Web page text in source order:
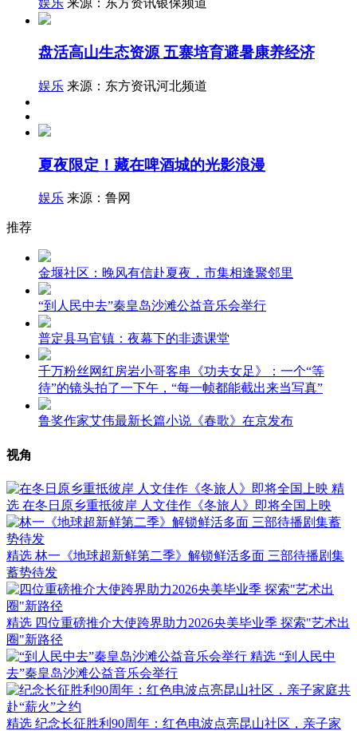
盘活高山生态资源 五寨培育避暑康养经济
娱乐 来源：东方资讯河北频道
夏夜限定！藏在啤酒城的光影浪漫
娱乐 来源：鲁网
推荐
金堰社区：晚风有信赴夏夜，市集相逢聚邻里
“到人民中去”秦皇岛沙滩公益音乐会举行
普定县马官镇：夜幕下的非遗课堂
千万粉丝网红房岩小哥客串《功夫女足》：一个“等
待”的镜头拍了一下午，“每一帧都能截出来当写真”
鲁奖作家艾伟最新长篇小说《春歌》在京发布
视角
精
选 在冬日原乡重抵彼岸 人文佳作《冬旅人》即将全国上映
精选 林一《地球超新鲜第二季》解锁鲜活多面 三部待播剧集
蓄势待发
精选 四位重磅推介大使跨界助力2026央美毕业季 探索"艺术出
圈"新路径
精选 “到人民中
去”秦皇岛沙滩公益音乐会举行
精选 纪念长征胜利90周年：红色电波点亮昆山社区，亲子家